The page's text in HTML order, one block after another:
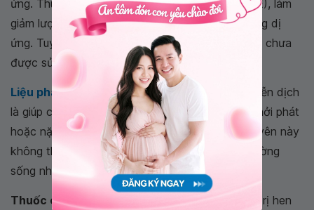
ứng. Thuốc gắn kết với Globulin miễn dịch E (IgE), làm
giảm lượng IgE tự do gây kích hoạt các phản ứng dị
ứng. Tuy nhiên thuốc này lại khá đắt nên hiện tại chưa
được sử dụng nhiều ở Việt Nam.
Liệu pháp miễn dịch:Mục đích của liệu pháp miễn dịch
là giúp cơ thể dung nạp với các dị nguyên làm khởi phát
hoặc nặng lên các cơn hen trong khi các dị nguyên này
không thể loại bỏ được hoàn toàn trong môi trường
sống như: mạt bọ nhà, phấn hoa,...
Thuốc corticosteroid dạng uống:
Thuốc điều trị hen